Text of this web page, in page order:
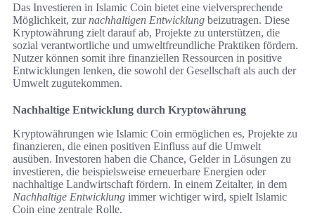
Das Investieren in Islamic Coin bietet eine vielversprechende
Möglichkeit, zurnachhaltigen Entwicklung beizutragen. Diese
Kryptowährung zielt darauf ab, Projekte zu unterstützen, die
sozial verantwortliche und umweltfreundliche Praktiken fördern.
Nutzer können somit ihre finanziellen Ressourcen in positive
Entwicklungen lenken, die sowohl der Gesellschaft als auch der
Umwelt zugutekommen.
Nachhaltige Entwicklung durch Kryptowährung
Kryptowährungen wie Islamic Coin ermöglichen es, Projekte zu
finanzieren, die einen positiven Einfluss auf die Umwelt
ausüben. Investoren haben die Chance, Gelder in Lösungen zu
investieren, die beispielsweise erneuerbare Energien oder
nachhaltige Landwirtschaft fördern. In einem Zeitalter, in dem
Nachhaltige Entwicklung immer wichtiger wird, spielt Islamic
Coin eine zentrale Rolle.